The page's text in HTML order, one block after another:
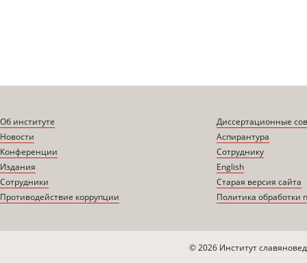
Об институте
Новости
Конференции
Издания
Сотрудники
Противодействие коррупции
Диссертационные
Аспирантура
Сотруднику
English
Старая версия сайта
Политика обработки
© 2026 Институт